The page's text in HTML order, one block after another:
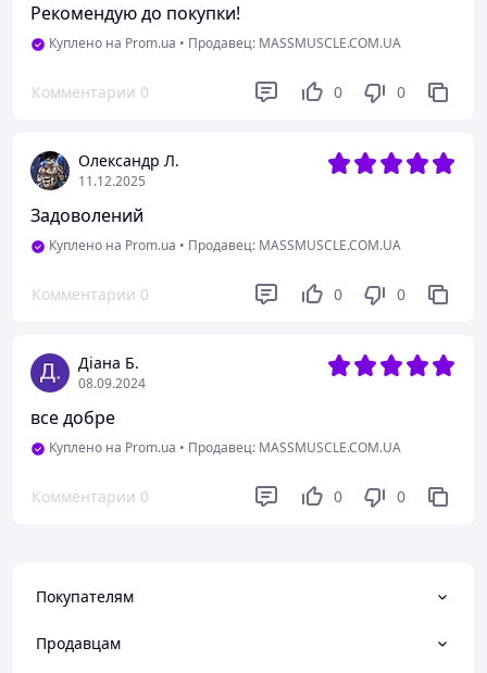
Рекомендую до покупки!
Куплено на Prom.ua • Продавец: MASSMUSCLE.COM.UA
Комментарии 0 0 0
Олександр Л.
11.12.2025
Задоволений
Куплено на Prom.ua • Продавец: MASSMUSCLE.COM.UA
Комментарии 0 0 0
Діана Б.
08.09.2024
все добре
Куплено на Prom.ua • Продавец: MASSMUSCLE.COM.UA
Комментарии 0 0 0
Покупателям
Продавцам